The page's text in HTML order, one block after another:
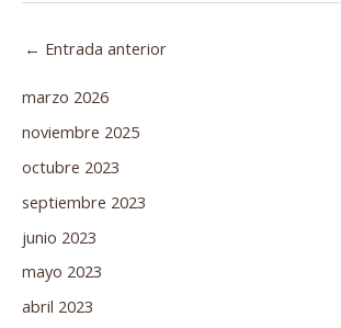
← Entrada anterior
marzo 2026
noviembre 2025
octubre 2023
septiembre 2023
junio 2023
mayo 2023
abril 2023